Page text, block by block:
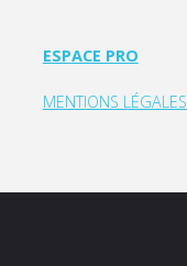
ESPACE PRO
MENTIONS LÉGALES